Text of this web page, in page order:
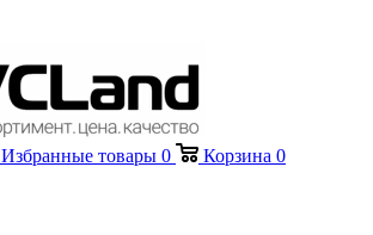
Избранные товары